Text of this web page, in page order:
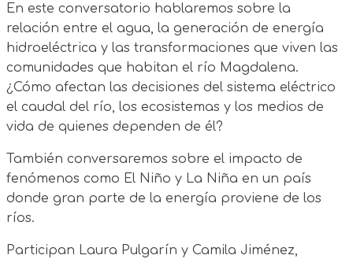
En este conversatorio hablaremos sobre la
relación entre el agua, la generación de energía
hidroeléctrica y las transformaciones que viven las
comunidades que habitan el río Magdalena.
¿Cómo afectan las decisiones del sistema eléctrico
el caudal del río, los ecosistemas y los medios de
vida de quienes dependen de él?
También conversaremos sobre el impacto de
fenómenos como El Niño y La Niña en un país
donde gran parte de la energía proviene de los
ríos.
Participan Laura Pulgarín y Camila Jiménez,